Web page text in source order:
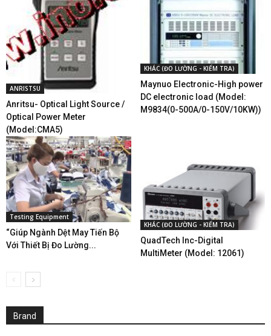
ANRISTSU
Anritsu- Optical Light Source /
Optical Power Meter
(Model:CMA5)
KHÁC (ĐO LƯỜNG - KIỂM TRA)
Maynuo Electronic-High power
DC electronic load (Model:
M9834(0-500A/0-150V/10KW))
Testing Equipment
“Giúp Ngành Dệt May Tiến Bộ
Với Thiết Bị Đo Lường...
KHÁC (ĐO LƯỜNG - KIỂM TRA)
QuadTech Inc-Digital
MultiMeter (Model: 12061)
Brand